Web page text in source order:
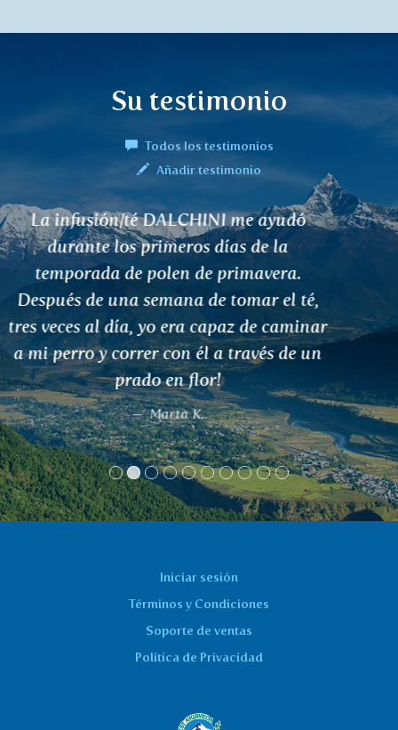
Su testimonio
Todos los testimonios
Añadir testimonio
Son buenas infusiones.
Jindřiška Průšová
Iniciar sesión
Términos y Condiciones
Soporte de ventas
Política de Privacidad